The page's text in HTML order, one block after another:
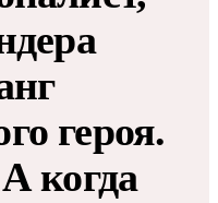
героя.
когда